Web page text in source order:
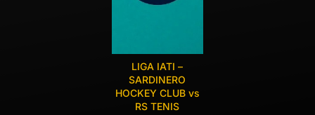
LIGA IATI –
SARDINERO
HOCKEY CLUB vs
RS TENIS